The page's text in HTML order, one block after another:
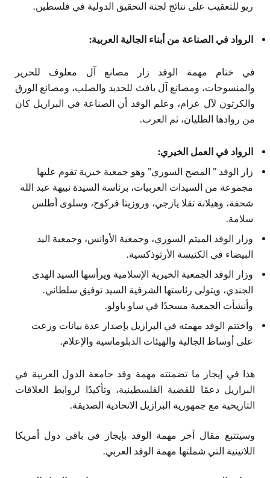
ريو للتعقيب على نتائج لجنة التحقيق الدولية في فلسطين.
الرواد في الصناعة من أبناء الجالية العربية:
في ختام مهمة الوفد زار مصانع آل معلوف للحرير
والمنسوجات، ومصانع آل يافث للحديد والصلب، ومصانع الورق
والكرتون لآل عزام، وعلم الوفد أن الصناعة في البرازيل كان
من روادها الطليان، ثم العرب.
الرواد في العمل الخيري:
زار الوفد ” المصح السوري” وهو جمعية خيرية تقوم عليها
مجموعة من السيدات العربيات، برئاسة السيدة نبيهة عبد الله
شحفة، وهيلانة تقلا يازجي، وروزيتا فركوح، وسلوى أطلس
سلامة.
وزار الوفد الميتم السوري، وجمعية الأوانس، وجمعية اليد
البيضاء في الكنيسة الأرثوذكسية.
وزار الوفد الجمعية الخيرية الإسلامية ويرأسها السيد الهدى
الجندي، ويتولى رئاستها الشرفية السيد توفيق سلطاني.
وأنشأت الجمعية مسجدًا في ساو باولو.
واختتم الوفد مهمته في البرازيل بإصدار عدة بيانات وزعت
على أوساط الجالية والهيئات الدبلوماسية والإعلام.
هذا في إيجاز ما تضمنته مهمة وفد جامعة الدول العربية في
البرازيل دعمًا للقضية الفلسطينية، وتأكيدًا لروابط العلاقات
التاريخية مع جمهورية البرازيل الاتحادية الصديقة.
وسيتتبع مقال آخر مهمة الوفد بإيجاز في باقي دول أمريكا
اللاتينية التي شملتها مهمة الوفد العربي.